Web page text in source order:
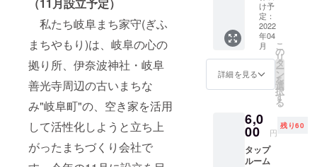
私たち岐阜まち家守(ぎふ
まちやもり)は、岐阜の心の
拠り所、伊奈波神社・岐阜
善光寺周辺の古いまちな
み"岐阜町"の、空き家を活用
して活性化しようと立ち上
がったまちづくり会社で
YOROC
Aでお好
きなク
ラフト
ビール
を1
杯 （1
パイン
560ml
）お楽
しみい
ただけ
ます 醸
け予
定：
2022
年04
月
詳細を見る
こ
の
リ
タ
ー
ン
を
選
択
す
る
6,0
00 円
残り60
タップ
ルーム